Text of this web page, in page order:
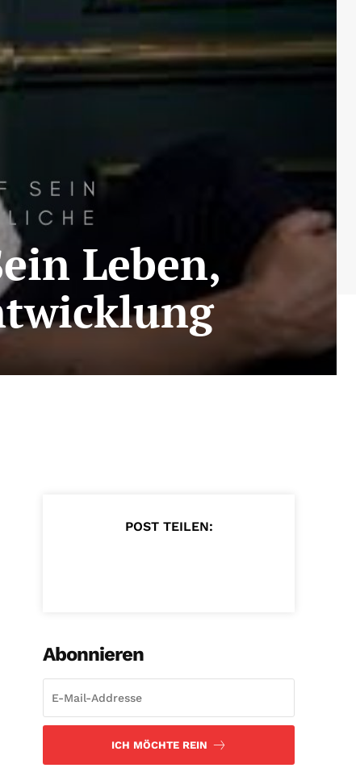
Leben,
POST TEILEN:
Abonnieren
ICH MÖCHTE REIN